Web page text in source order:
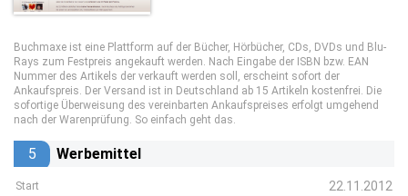
Buchmaxe ist eine Plattform auf der Bücher, Hörbücher, CDs, DVDs und Blu-
Rays zum Festpreis angekauft werden. Nach Eingabe der ISBN bzw. EAN
Nummer des Artikels der verkauft werden soll, erscheint sofort der
Ankaufspreis. Der Versand ist in Deutschland ab 15 Artikeln kostenfrei. Die
sofortige Überweisung des vereinbarten Ankaufspreises erfolgt umgehend
nach der Warenprüfung. So einfach geht das.
5 Werbemittel
Start 22.11.2012